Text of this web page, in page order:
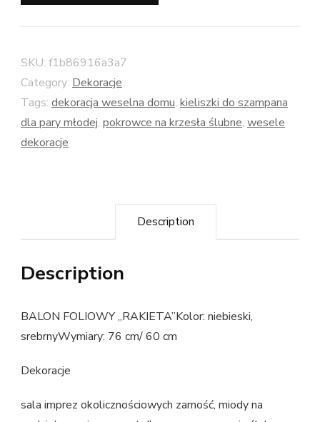
SKU: f1b86916a3a7
Category: Dekoracje
Tags: dekoracja weselna domu, kieliszki do szampana
dla pary młodej, pokrowce na krzesła ślubne, wesele
dekoracje
Description
Description
BALON FOLIOWY „RAKIETA”Kolor: niebieski,
srebrnyWymiary: 76 cm/ 60 cm
Dekoracje
sala imprez okolicznościowych zamość, miody na